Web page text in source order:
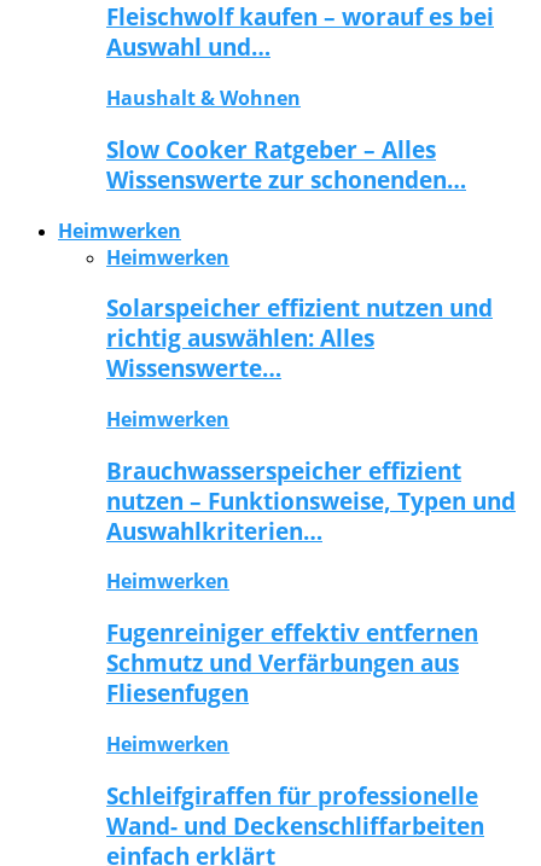
Fleischwolf kaufen – worauf es bei
Auswahl und…
Haushalt & Wohnen
Slow Cooker Ratgeber – Alles
Wissenswerte zur schonenden…
Heimwerken
Heimwerken
Solarspeicher effizient nutzen und
richtig auswählen: Alles
Wissenswerte…
Heimwerken
Brauchwasserspeicher effizient
nutzen – Funktionsweise, Typen und
Auswahlkriterien…
Heimwerken
Fugenreiniger effektiv entfernen
Schmutz und Verfärbungen aus
Fliesenfugen
Heimwerken
Schleifgiraffen für professionelle
Wand- und Deckenschliffarbeiten
einfach erklärt